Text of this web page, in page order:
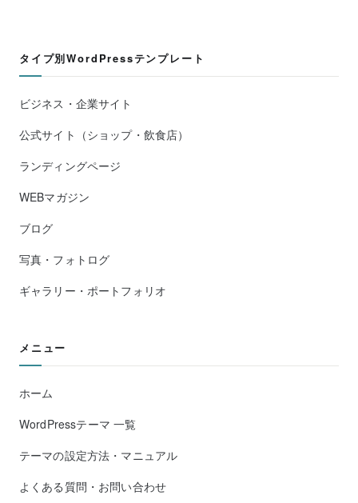
タイプ別WordPressテンプレート
ビジネス・企業サイト
公式サイト（ショップ・飲食店）
ランディングページ
WEBマガジン
ブログ
写真・フォトログ
ギャラリー・ポートフォリオ
メニュー
ホーム
WordPressテーマ 一覧
テーマの設定方法・マニュアル
よくある質問・お問い合わせ